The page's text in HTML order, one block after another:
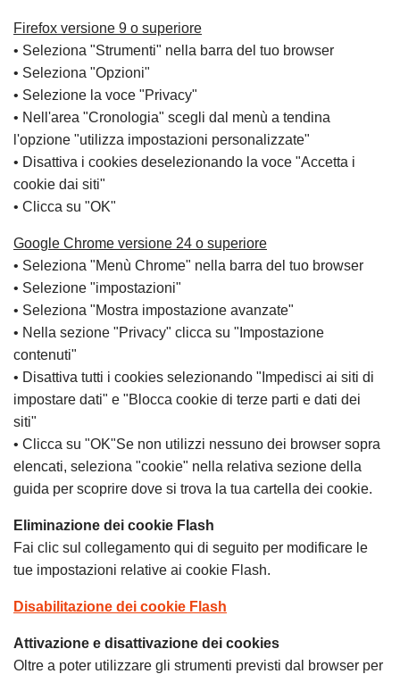
Firefox versione 9 o superiore
• Seleziona "Strumenti" nella barra del tuo browser
• Seleziona "Opzioni"
• Selezione la voce "Privacy"
• Nell'area "Cronologia" scegli dal menù a tendina
l'opzione "utilizza impostazioni personalizzate"
• Disattiva i cookies deselezionando la voce "Accetta i
cookie dai siti"
• Clicca su "OK"
Google Chrome versione 24 o superiore
• Seleziona "Menù Chrome" nella barra del tuo browser
• Selezione "impostazioni"
• Seleziona "Mostra impostazione avanzate"
• Nella sezione "Privacy" clicca su "Impostazione
contenuti"
• Disattiva tutti i cookies selezionando "Impedisci ai siti di
impostare dati" e "Blocca cookie di terze parti e dati dei
siti"
• Clicca su "OK"Se non utilizzi nessuno dei browser sopra
elencati, seleziona "cookie" nella relativa sezione della
guida per scoprire dove si trova la tua cartella dei cookie.
Eliminazione dei cookie Flash
Fai clic sul collegamento qui di seguito per modificare le
tue impostazioni relative ai cookie Flash.
Disabilitazione dei cookie Flash
Attivazione e disattivazione dei cookies
Oltre a poter utilizzare gli strumenti previsti dal browser per